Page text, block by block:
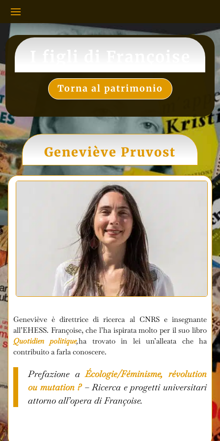
Torna al patrimonio
Geneviève Pruvost
Geneviève è direttrice di ricerca al CNRS e insegnante
all’EHESS. Françoise, che l’ha ispirata molto per il suo libro
Quotidien politique,ha trovato in lei un’alleata che ha
contribuito a farla conoscere.
Prefazione aÉcologie/Féminisme, révolution
ou mutation ?– Ricerca e progetti universitari
attorno all’opera di Françoise.